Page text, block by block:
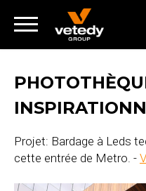
Projet: Bardage à Leds
cette entrée de Metro. -